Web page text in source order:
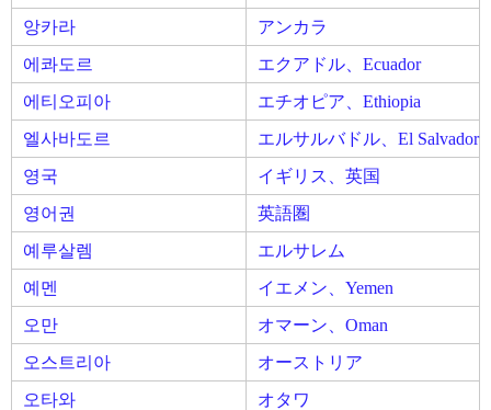
앙카라
アンカラ
에콰도르
エクアドル、Ecuador
에티오피아
エチオピア、Ethiopia
엘사바도르
エルサルバドル、El Salvador
영국
イギリス、英国
영어권
英語圏
예루살렘
エルサレム
예멘
イエメン、Yemen
오만
オマーン、Oman
오스트리아
オーストリア
오타와
オタワ